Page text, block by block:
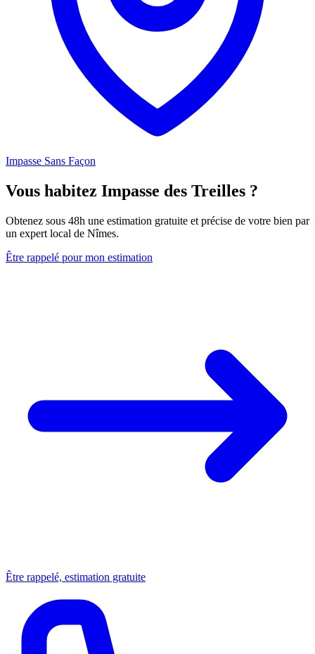
Impasse Sans Façon
Vous habitez Impasse des Treilles ?
Obtenez sous 48h une estimation gratuite et précise de votre bien par
un expert local de Nîmes.
Être rappelé pour mon estimation
Être rappelé, estimation gratuite